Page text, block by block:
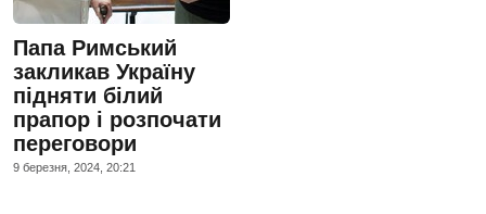
Папа Римський
закликав Україну
підняти білий
прапор і розпочати
переговори
9 березня, 2024, 20:21